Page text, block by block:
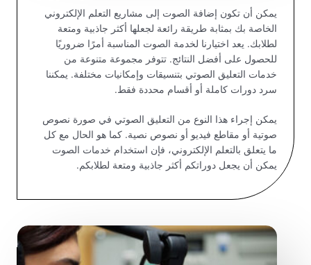
يمكن أن تكون إضافة الصوت إلى مشاريع التعلم الإلكتروني
الخاصة بك بمثابة طريقة رائعة لجعلها أكثر جاذبية ومتعة
لطلابك. يعد اختيارنا لخدمة الصوت المناسبة أمرًا ضروريًا
للحصول على أفضل النتائج. تتوفر مجموعة متنوعة من
خدمات التعليق الصوتي بتنسيقات وإمكانيات مختلفة. يمكننا
سرد دورات كاملة أو أقسام محددة فقط.
يمكن إجراء هذا النوع من التعليق الصوتي في صورة نصوص
صوتية أو مقاطع فيديو أو نصوص نصية. كما هو الحال مع كل
ما يتعلق بالتعلم الإلكتروني، فإن استخدام خدمات الصوت
يمكن أن يجعل دوراتكم أكثر جاذبية ومتعة لطلابكم.